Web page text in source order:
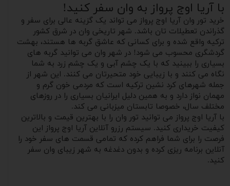
با آریا اوج پرواز به وان سفر کنید!
خرید تور وان آریا اوج پرواز می تواند یک گزینه عالی برای سفر و
گذراندن تعطیلات تان باشد. شهر تاریخی وان در شرق کشور
ترکیه واقع شده و‌ برای کسانی که عاشق گربه ها هستند، بهشت
گردشگری محسوب می شود! در شهر وان می‌ توانید گربه های
بسیاری را ببینید که با یک چشم آبی و یک چشم زرد به شما
نگاه می کنند و با زیبایی خود متحیرتان می کنند. این شهر از
جمله شهرهای کرد نشین ترکیه است که مردمی خون گرم و
مهمان نواز دارد و به همین دلیل ایرانیان بسیاری را در روزهای
مختلف سال، خصوصا تابستان میزبانی می کند.
با آریا اوج پرواز می توانید تور وان را با بهترین قیمت و بالاترین
کیفیت خریداری کنید. سیستم رزرو آنلاین آریا اوج پرواز این
فرصت را برای شما فراهم کرده که تمامی قسمت های سفر خود را
آنلاین برنامه ریزی کرده و‌ بدون دغدغه به شهر زیبای وان سفر
کنید.